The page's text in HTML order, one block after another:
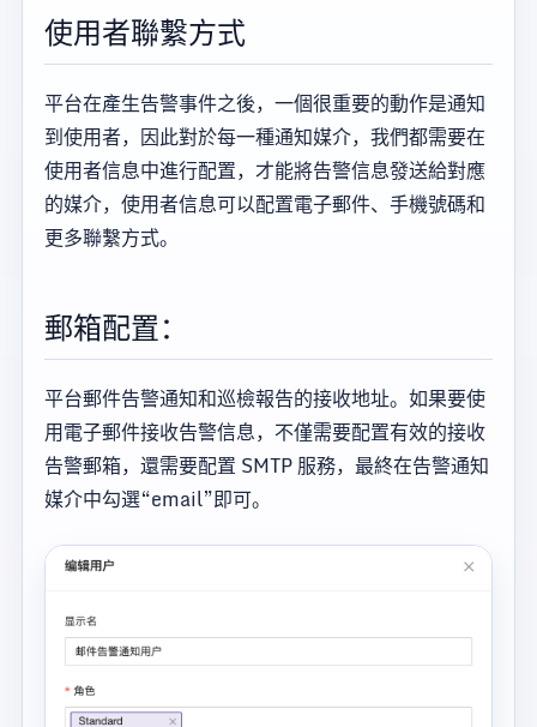
使用者聯繫方式
平台在產生告警事件之後，一個很重要的動作是通知
到使用者，因此對於每一種通知媒介，我們都需要在
使用者信息中進行配置，才能將告警信息發送給對應
的媒介，使用者信息可以配置電子郵件、手機號碼和
更多聯繫方式。
郵箱配置：
平台郵件告警通知和巡檢報告的接收地址。如果要使
用電子郵件接收告警信息，不僅需要配置有效的接收
告警郵箱，還需要配置 SMTP 服務，最終在告警通知
媒介中勾選“email”即可。